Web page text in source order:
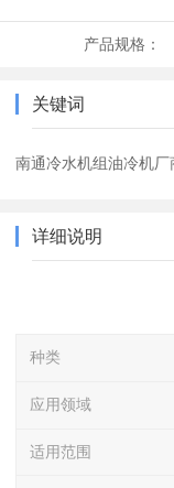
产品规格：
关键词
南通冷水机组油冷机厂
详细说明
种类
应用领域
适用范围